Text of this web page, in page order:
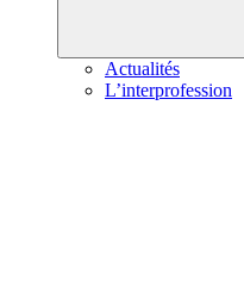
Actualités
L’interprofession